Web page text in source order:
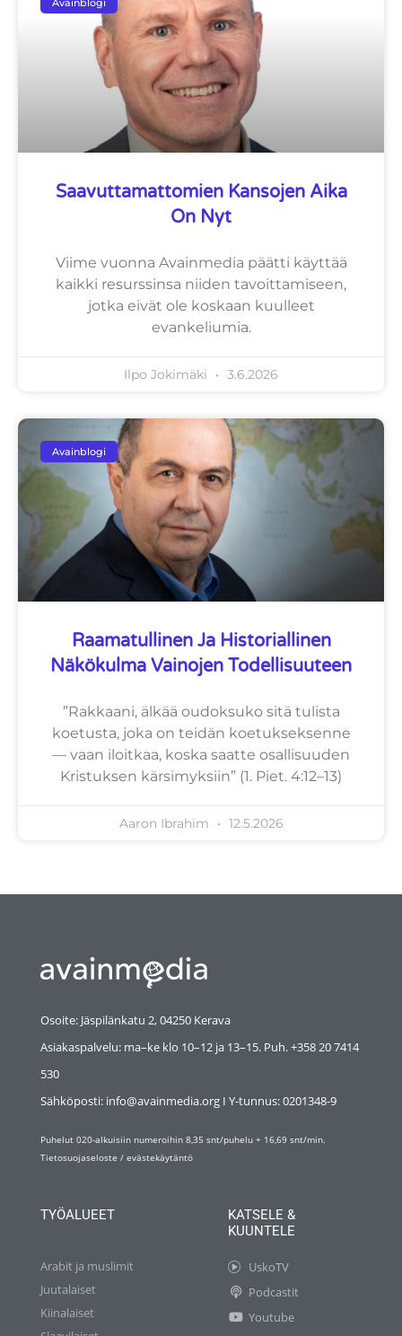
Saavuttamattomien Kansojen Aika
On Nyt
Viime vuonna Avainmedia päätti käyttää
kaikki resurssinsa niiden tavoittamiseen,
jotka eivät ole koskaan kuulleet
evankeliumia.
Ilpo Jokimäki 3.6.2026
Avainblogi
Raamatullinen Ja Historiallinen
Näkökulma Vainojen Todellisuuteen
”Rakkaani, älkää oudoksuko sitä tulista
koetusta, joka on teidän koetukseksenne
— vaan iloitkaa, koska saatte osallisuuden
Kristuksen kärsimyksiin” (1. Piet. 4:12–13)
Aaron Ibrahim 12.5.2026
Osoite: Jäspilänkatu 2, 04250 Kerava
Asiakaspalvelu: ma–ke klo 10–12 ja 13–15. Puh. +358 20 7414
530
Sähköposti: info@avainmedia.org I Y-tunnus:0201348-9
Puhelut 020-alkuisiin numeroihin 8,35 snt/puhelu + 16,69 snt/min.
Tietosuojaseloste / evästekäytäntö
TYÖALUEET
Arabit ja muslimit
Juutalaiset
Kiinalaiset
KATSELE &
KUUNTELE
UskoTV
Podcastit
Youtube